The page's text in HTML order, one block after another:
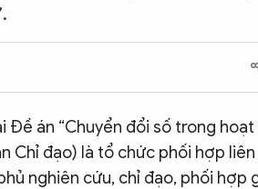
Đề án “Chuyển đổi số trong
Chỉ đạo) là tổ chức phối hợp
nghiên cứu, chỉ đạo, phối hợp